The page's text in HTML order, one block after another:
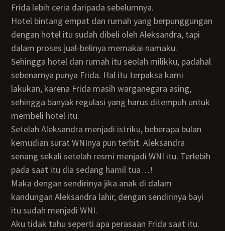
Frida lebih ceria daripada sebelumnya.
Hotel bintang empat dan rumah yang berpunggungan
dengan hotel itu sudah dibeli oleh Aleksandra, tapi
dalam proses jual-belinya memakai namaku.
Sehingga hotel dan rumah itu seolah milikku, padahal
sebenarnya punya Frida. Hal itu terpaksa kami
lakukan, karena Frida masih warganegara asing,
sehingga banyak regulasi yang harus ditempuh untuk
membeli hotel itu.
Setelah Aleksandra menjadi istriku, beberapa bulan
kemudian surat WNInya pun terbit. Aleksandra
senang sekali setelah resmi menjadi WNI itu. Terlebih
pada saat itu dia sedang hamil tua…!
Maka dengan sendirinya jika anak di dalam
kandungan Aleksandra lahir, dengan sendirinya bayi
itu sudah menjadi WNI.
Aku tidak tahu seperti apa perasaan Frida saat itu.